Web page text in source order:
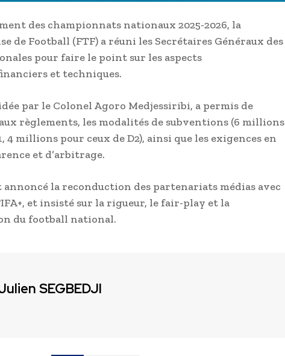
des championnats nationaux 2025-2026, la
de Football (FTF) a réuni les Secrétaires Généraux des
pour faire le point sur les aspects
et techniques.
par le Colonel Agoro Medjessiribi, a permis de
règlements, les modalités de subventions (6 millions
4 millions pour ceux de D2), ainsi que les exigences en
et d’arbitrage.
annoncé la reconduction des partenariats médias avec
et insisté sur la rigueur, le fair-play et la
du football national.
SEGBEDJI